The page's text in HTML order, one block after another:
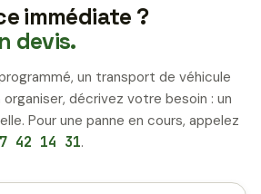
immédiate ?
devis.
un transport de véhicule
décrivez votre besoin : un
Pour une panne en cours, appelez
42 14 31.